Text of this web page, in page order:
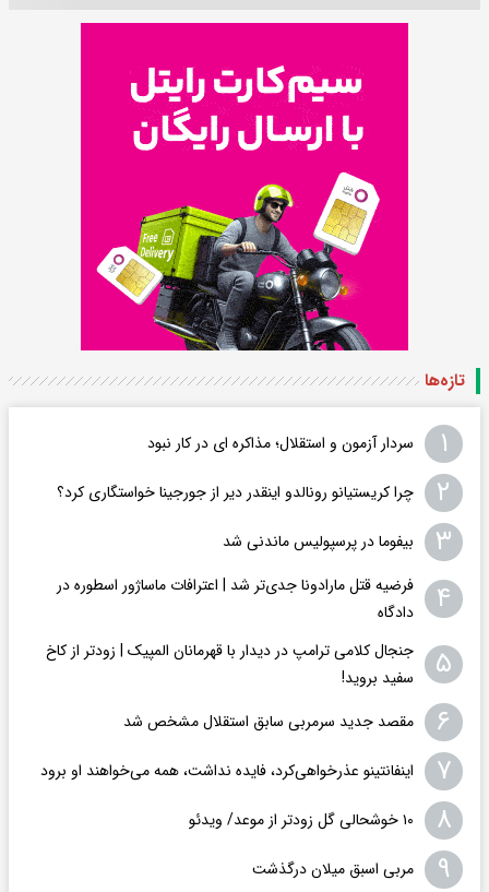
تازه‌ها
۱ سردار آزمون و استقلال؛ مذاکره ای در کار نبود
۲ چرا کریستیانو رونالدو اینقدر دیر از جورجینا خواستگاری کرد؟
۳ بیفوما در پرسپولیس ماندنی شد
۴
فرضیه قتل مارادونا جدی‌تر شد | اعترافات ماساژور اسطوره در
دادگاه
۵
جنجال کلامی ترامپ در دیدار با قهرمانان المپیک | زودتر از کاخ
سفید بروید!
۶ مقصد جدید سرمربی سابق استقلال مشخص شد
۷ اینفانتینو عذرخواهی‌کرد، فایده نداشت، همه می‌خواهند او برود
۸ ۱۰ خوشحالی گل زودتر از موعد/ ویدئو
۹ مربی اسبق میلان درگذشت